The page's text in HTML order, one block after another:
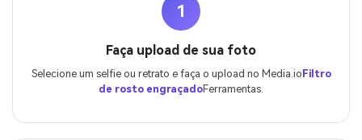
1
Faça upload de sua foto
Selecione um selfie ou retrato e faça o upload no Media.ioFiltro
de rosto engraçadoFerramentas.